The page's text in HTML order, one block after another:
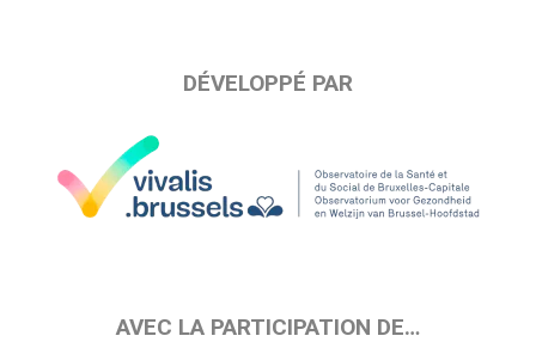
DÉVELOPPÉ PAR
AVEC LA PARTICIPATION DE…